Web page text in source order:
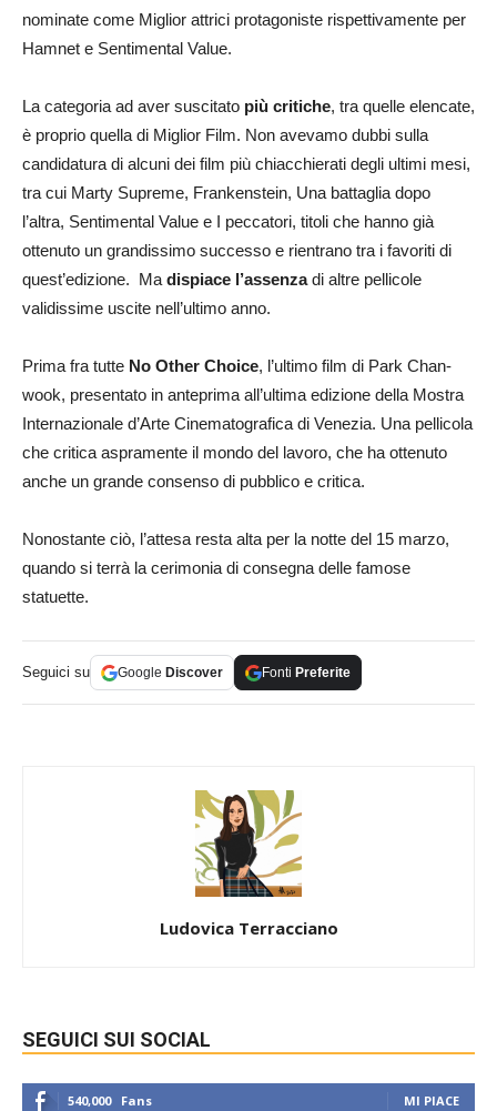
nominate come Miglior attrici protagoniste rispettivamente per
Hamnet e Sentimental Value.
La categoria ad aver suscitato più critiche, tra quelle elencate,
è proprio quella di Miglior Film. Non avevamo dubbi sulla
candidatura di alcuni dei film più chiacchierati degli ultimi mesi,
tra cui Marty Supreme, Frankenstein, Una battaglia dopo
l’altra, Sentimental Value e I peccatori, titoli che hanno già
ottenuto un grandissimo successo e rientrano tra i favoriti di
quest’edizione. Ma dispiace l’assenzadi altre pellicole
validissime uscite nell’ultimo anno.
Prima fra tutte No Other Choice, l’ultimo film di Park Chan-
wook, presentato in anteprima all’ultima edizione della Mostra
Internazionale d’Arte Cinematografica di Venezia. Una pellicola
che critica aspramente il mondo del lavoro, che ha ottenuto
anche un grande consenso di pubblico e critica.
Nonostante ciò, l’attesa resta alta per la notte del 15 marzo,
quando si terrà la cerimonia di consegna delle famose
statuette.
Seguici su Google Discover Fonti Preferite
Ludovica Terracciano
SEGUICI SUI SOCIAL
540,000 Fans MI PIACE